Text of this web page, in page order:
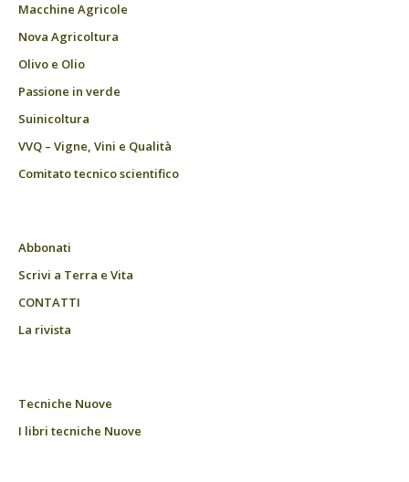
Macchine Agricole
Nova Agricoltura
Olivo e Olio
Passione in verde
Suinicoltura
VVQ – Vigne, Vini e Qualità
Comitato tecnico scientifico
Abbonati
Scrivi a Terra e Vita
CONTATTI
La rivista
Tecniche Nuove
I libri tecniche Nuove